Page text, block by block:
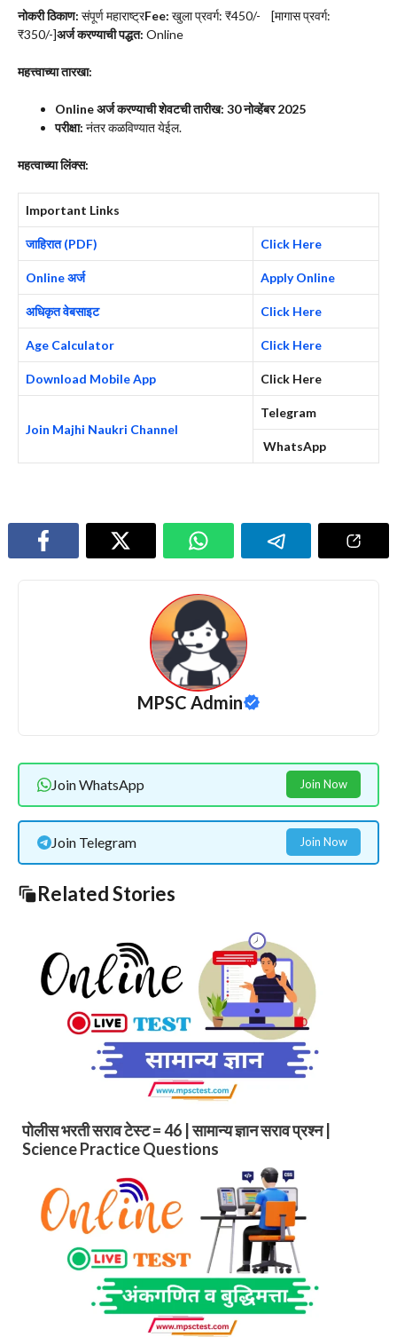
नोकरी ठिकाण: संपूर्ण महाराष्ट्रFee: खुला प्रवर्ग: ₹450/- [मागास प्रवर्ग:
₹350/-]अर्ज करण्याची पद्धत: Online
महत्त्वाच्या तारखा:
Online अर्ज करण्याची शेवटची तारीख: 30 नोव्हेंबर 2025
परीक्षा: नंतर कळविण्यात येईल.
महत्वाच्या लिंक्स:
Important Links
जाहिरात (PDF) Click Here
Online अर्ज Apply Online
अधिकृत वेबसाइट Click Here
Age Calculator Click Here
Download Mobile App Click Here
Join Majhi Naukri Channel
Telegram
WhatsApp
MPSC Admin
Join WhatsApp Join Now
Join Telegram Join Now
Related Stories
पोलीस भरती सराव टेस्ट = 46 | सामान्य ज्ञान सराव प्रश्न |
Science Practice Questions